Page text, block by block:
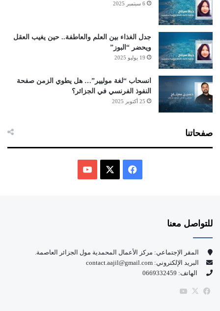
6 سبتمبر 2025
جدل الغذاء بين العلم والعاطفة.. حين يغيب العقل
ويحضر “البوز”
19 يوليو 2025
انسحاب “لغة موليير”… هل يطوي الزمن صفحة
النفوذ الفرنسي في الجزائر؟
25 أكتوبر 2025
صفحاتنا
و
ك
للتواصل معنا
المقر الإجتماعي: مركز الأعمال المحمدية مول الجزائر العاصمة.
البريد الإلكتروني: contact.aajil@gmail.com
الهاتف: 0669332459
فيسبوك
‫X